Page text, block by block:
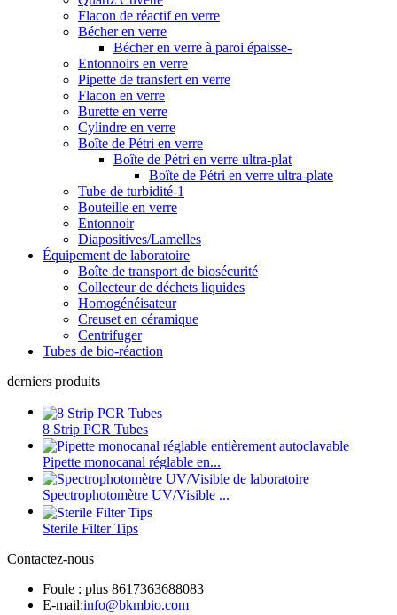
Flacon de réactif en verre
Bécher en verre
Bécher en verre à paroi épaisse-
Entonnoirs en verre
Pipette de transfert en verre
Flacon en verre
Burette en verre
Cylindre en verre
Boîte de Pétri en verre
Boîte de Pétri en verre ultra-plat
Boîte de Pétri en verre ultra-plate
Tube de turbidité-1
Bouteille en verre
Entonnoir
Diapositives/Lamelles
Équipement de laboratoire
Boîte de transport de biosécurité
Collecteur de déchets liquides
Homogénéisateur
Creuset en céramique
Centrifuger
Tubes de bio-réaction
derniers produits
8 Strip PCR Tubes
Pipette monocanal réglable en...
Spectrophotomètre UV/Visible ...
Sterile Filter Tips
Contactez-nous
Foule : plus 8617363688083
E-mail:info@bkmbio.com